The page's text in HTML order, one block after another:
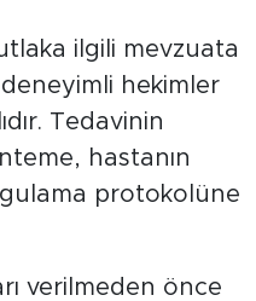
ilgili mevzuata
hekimler
Tedavinin
hastanın
protokolüne
verilmeden önce